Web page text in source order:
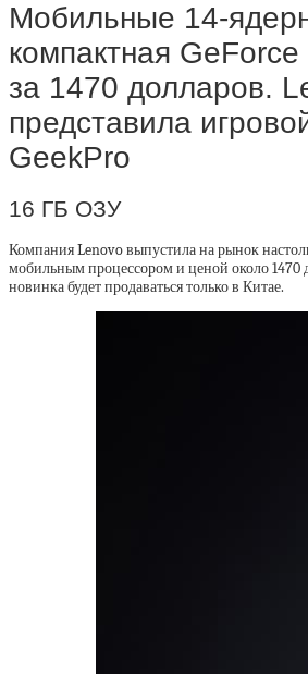
Мобильные 14-
компактная
за 1470 долларов.
представила
GeekPro
16 ГБ ОЗУ
Компания Lenovo выпустила на рынок
мобильным процессором и ценой около 1470
новинка будет продаваться только в Китае.